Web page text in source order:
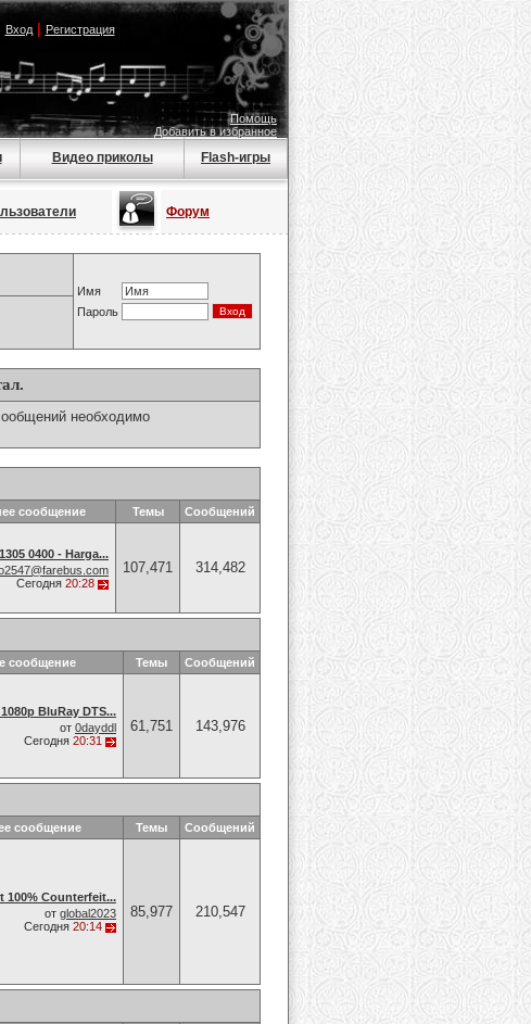
Вход| Регистрация
Помощь
Добавить в избранное
Видео приколы Flash-игры
Форум
Имя
Пароль
необходимо
сообщение Темы Сообщений
0400 - Harga...
Сегодня 20:28
107,471 314,482
сообщение Темы Сообщений
BluRay DTS...
от 0dayddl
Сегодня 20:31
61,751 143,976
сообщение Темы Сообщений
100% Counterfeit...
от global2023
Сегодня 20:14
85,977 210,547